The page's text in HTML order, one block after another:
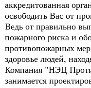
аккредитованная
освободить Вас от
Ведь от правильно
пожарного риска и
противопожарных
здоровье людей,
Компания "НЭЦ
занимается